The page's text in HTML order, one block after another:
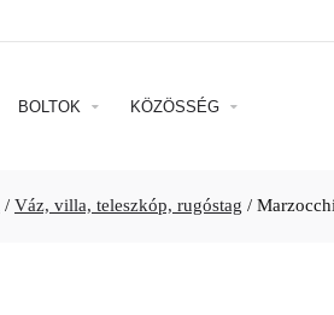
BOLTOK KÖZÖSSÉG
/ Váz, villa, teleszkóp, rugóstag /